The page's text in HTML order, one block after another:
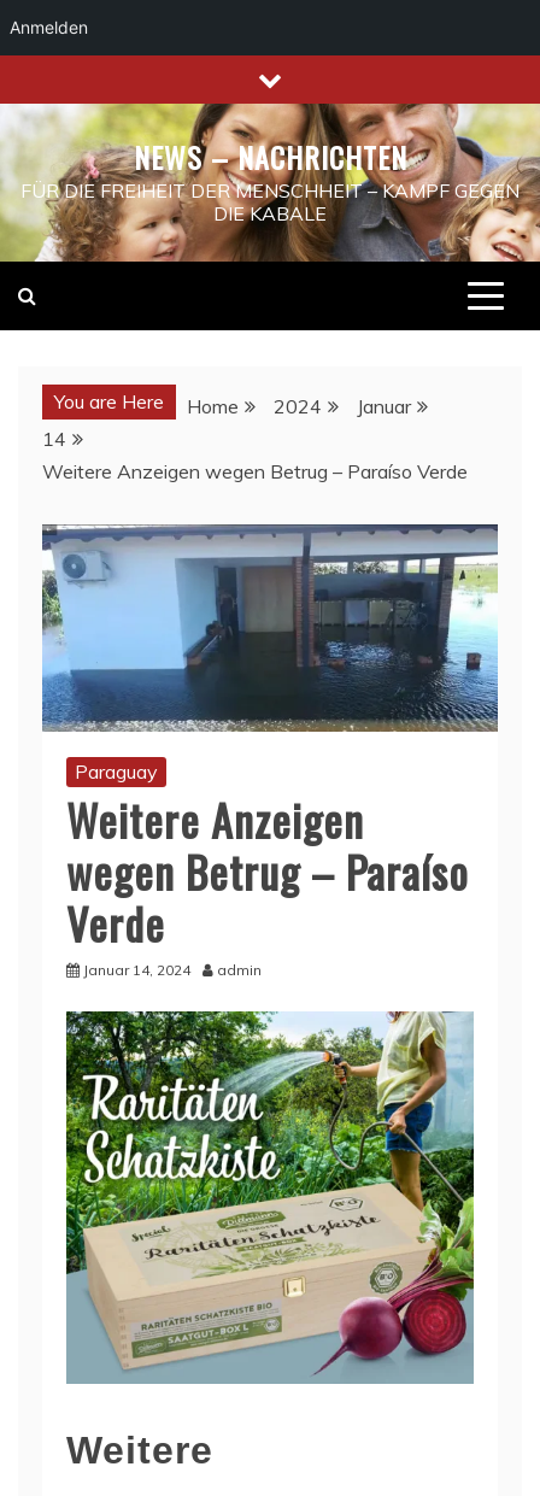
Anmelden
to
content
NEWS – NACHRICHTEN
FÜR DIE FREIHEIT DER MENSCHHEIT – KAMPF GEGEN
DIE KABALE
You are Here Home 2024
Januar
14
Weitere Anzeigen wegen Betrug – Paraíso Verde
Paraguay
Weitere Anzeigen
wegen Betrug – Paraíso
Verde
Januar 14, 2024 admin
Weitere